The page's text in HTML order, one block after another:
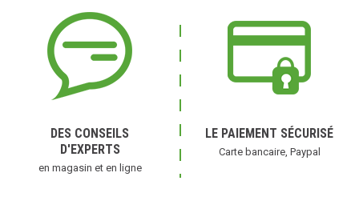
DES CONSEILS
D'EXPERTS
en magasin et en ligne
LE PAIEMENT SÉCURISÉ
Carte bancaire, Paypal